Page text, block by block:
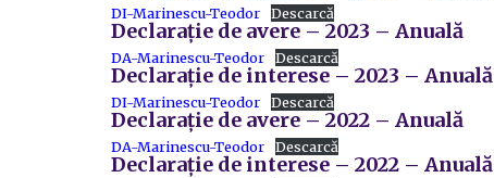
DI-Marinescu-Teodor Descarcă
Declarație de avere – 2023 – Anuală
DA-Marinescu-Teodor Descarcă
Declarație de interese – 2023 – Anuală
DI-Marinescu-Teodor Descarcă
Declarație de avere – 2022 – Anuală
DA-Marinescu-Teodor Descarcă
Declarație de interese – 2022 – Anuală